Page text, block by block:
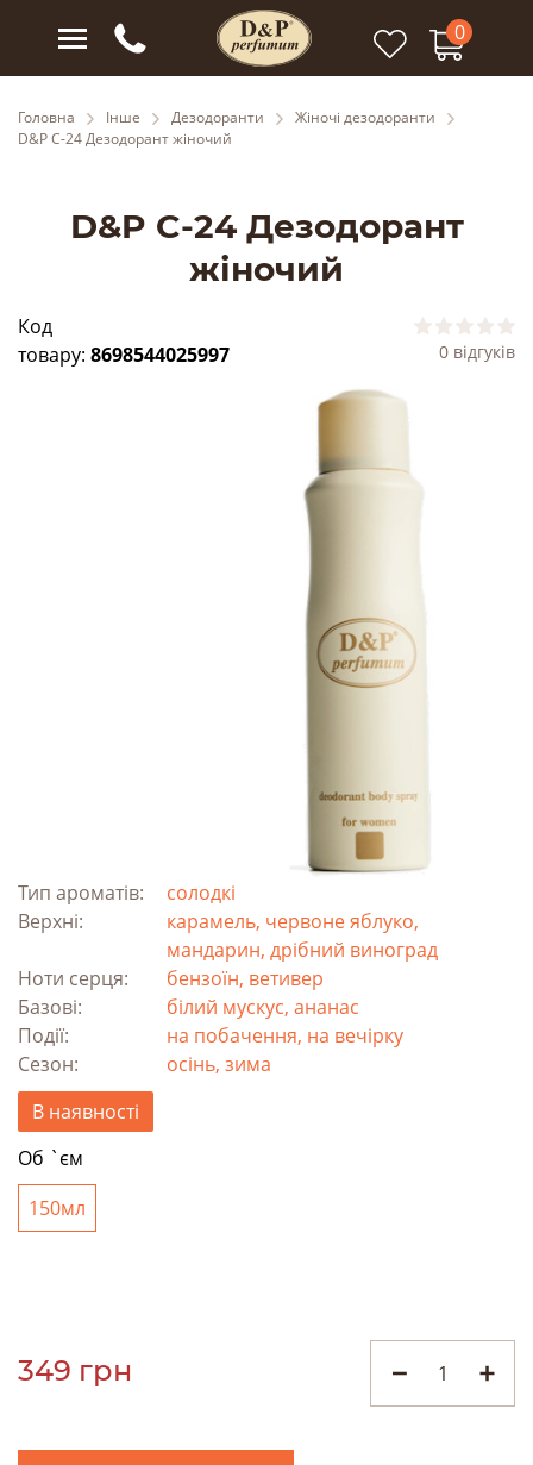
0
Головна Інше Дезодоранти
Жіночі дезодоранти
D&P C-24 Дезодорант жіночий
D&P C-24 Дезодорант
жіночий
Код
товару: 8698544025997 0 відгуків
Тип ароматів:
солодкі
Верхні:
карамель, червоне яблуко,
мандарин, дрібний виноград
Ноти серця:
бензоїн, ветивер
Базові:
білий мускус, ананас
Події:
на побачення, на вечірку
Сезон:
осінь, зима
В наявності
Об `єм
150мл
349 грн